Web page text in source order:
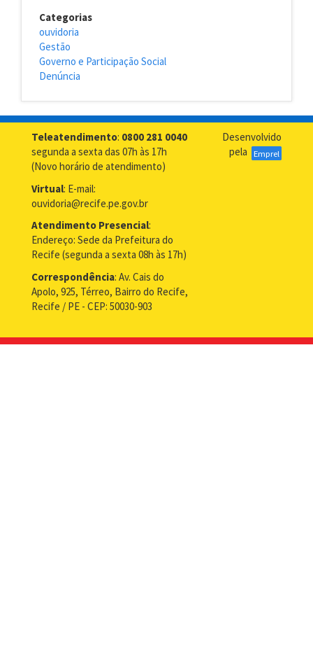
Categorias
ouvidoria
Gestão
Governo e Participação Social
Denúncia
Teleatendimento: 0800 281 0040
segunda a sexta das 07h às 17h
(Novo horário de atendimento)
Virtual: E-mail:
ouvidoria@recife.pe.gov.br
Atendimento Presencial:
Endereço: Sede da Prefeitura do
Recife (segunda a sexta 08h às 17h)
Correspondência: Av. Cais do
Apolo, 925, Térreo, Bairro do Recife,
Recife / PE - CEP: 50030-903
Desenvolvido
pela
Emprel